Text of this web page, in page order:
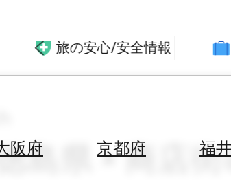
旅の安心/安全情報
阪府 京都府 福
島県 × 商店